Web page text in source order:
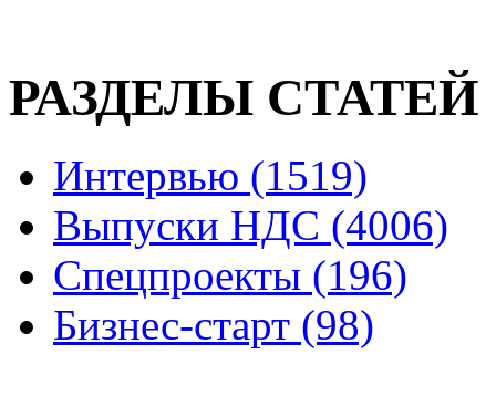
РАЗДЕЛЫ СТАТЕЙ
Интервью (1519)
Выпуски НДС (4006)
Спецпроекты (196)
Бизнес-старт (98)